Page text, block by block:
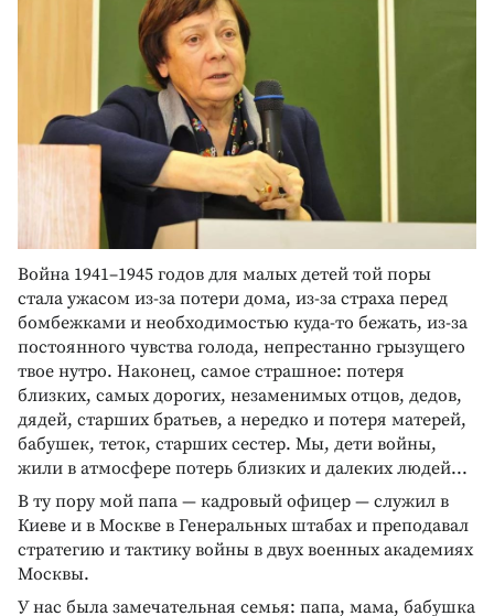
Война 1941–1945 годов для малых детей той поры
стала ужасом из-за потери дома, из-за страха перед
бомбежками и необходимостью куда-то бежать, из-за
постоянного чувства голода, непрестанно грызущего
твое нутро. Наконец, самое страшное: потеря
близких, самых дорогих, незаменимых отцов, дедов,
дядей, старших братьев, а нередко и потеря матерей,
бабушек, теток, старших сестер. Мы, дети войны,
жили в атмосфере потерь близких и далеких людей...
В ту пору мой папа — кадровый офицер — служил в
Киеве и в Москве в Генеральных штабах и преподавал
стратегию и тактику войны в двух военных академиях
Москвы.
У нас была замечательная семья: папа, мама, бабушка